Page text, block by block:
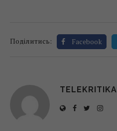
Поділитись: Facebook
TELEKRITIKA